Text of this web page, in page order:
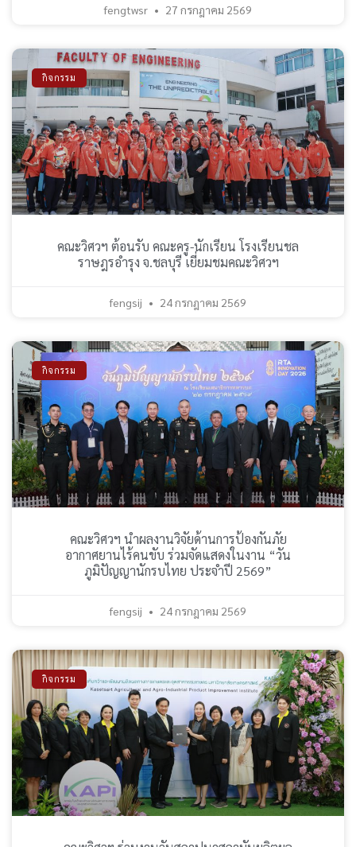
fengtwsr 27 กรกฎาคม 2569
กิจกรรม
คณะวิศวฯ ต้อนรับ คณะครู-นักเรียน โรงเรียนชล
ราษฎรอำรุง จ.ชลบุรี เยี่ยมชมคณะวิศวฯ
fengsij 24 กรกฎาคม 2569
กิจกรรม
คณะวิศวฯ นำผลงานวิจัยด้านการป้องกันภัย
อากาศยานไร้คนขับ ร่วมจัดแสดงในงาน “วัน
ภูมิปัญญานักรบไทย ประจำปี 2569”
fengsij 24 กรกฎาคม 2569
กิจกรรม